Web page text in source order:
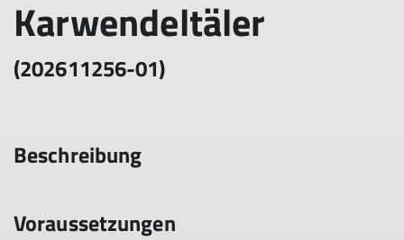
Karwendeltäler
(202611256-01)
Beschreibung
Voraussetzungen